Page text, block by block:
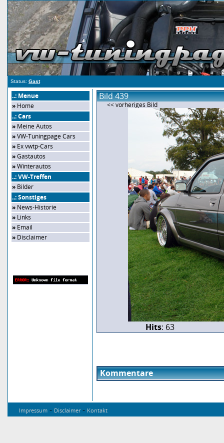
Status: Gast
..: Menue
» Home
..: Cars
» Meine Autos
»VW-Tuningpage Cars
» Ex vwtp-Cars
»Gastautos
»Winterautos
..: VW-Treffen
» Bilder
..: Sonstiges
» News-Historie
» Links
» Email
» Disclaimer
Bild 439
<< vorheriges Bild
Hits: 63
Kommentare
Impressum - Disclaimer- Kontakt